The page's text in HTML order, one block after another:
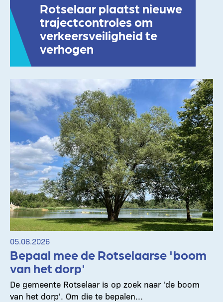
Rotselaar plaatst nieuwe
trajectcontroles om
verkeersveiligheid te
verhogen
05.08.2026
Bepaal mee de Rotselaarse 'boom
van het dorp'
De gemeente Rotselaar is op zoek naar 'de boom
van het dorp'. Om die te bepalen...